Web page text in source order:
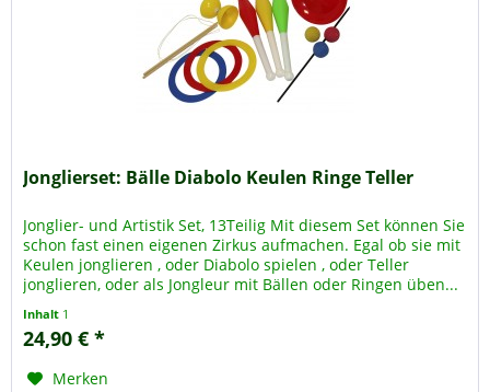
Jonglierset: Bälle Diabolo Keulen Ringe Teller
Jonglier- und Artistik Set, 13Teilig Mit diesem Set können Sie
schon fast einen eigenen Zirkus aufmachen. Egal ob sie mit
Keulen jonglieren , oder Diabolo spielen , oder Teller
jonglieren, oder als Jongleur mit Bällen oder Ringen üben...
Inhalt 1
24,90 € *
Merken